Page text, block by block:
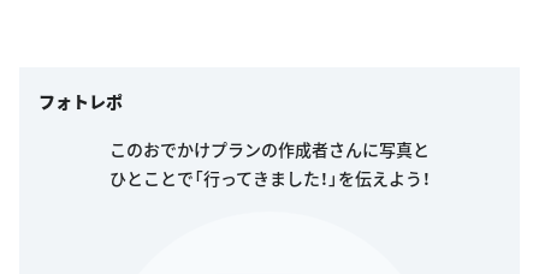
フォトレポ
このおでかけプランの作成者さんに写真と
ひとことで「行ってきました！」を伝えよう！